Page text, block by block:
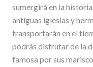
sumergirá en la
antiguas iglesias y
transportarán en el
podrás disfrutar de la
famosa por sus